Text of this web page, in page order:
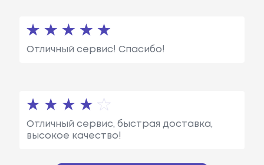
Отличный сервис! Спасибо!
Отличный сервис, быстрая доставка,
высокое качество!